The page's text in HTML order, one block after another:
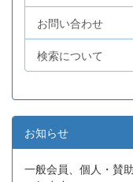
お問い合わせ
検索について
お知らせ
一般会員、個人・賛